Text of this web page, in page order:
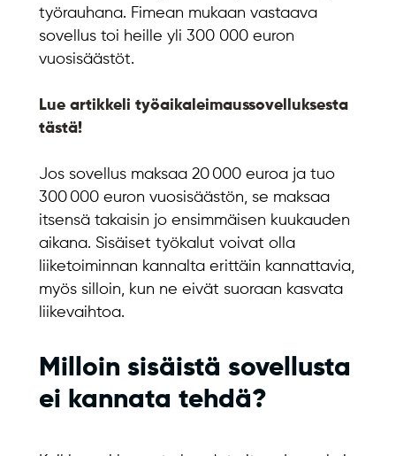
työrauhana. Fimean mukaan vastaava
sovellus toi heille yli 300 000 euron
vuosisäästöt.
Lue artikkeli työaikaleimaussovelluksesta
tästä!
Jos sovellus maksaa 20 000 euroa ja tuo
300 000 euron vuosisäästön, se maksaa
itsensä takaisin jo ensimmäisen kuukauden
aikana. Sisäiset työkalut voivat olla
liiketoiminnan kannalta erittäin kannattavia,
myös silloin, kun ne eivät suoraan kasvata
liikevaihtoa.
Milloin sisäistä sovellusta
ei kannata tehdä?